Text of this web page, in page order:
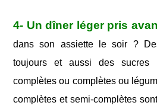
4- Un dîner léger pris
dans son assiette le soir ?
toujours et aussi des sucres
complètes ou complètes ou
complètes et semi-complètes